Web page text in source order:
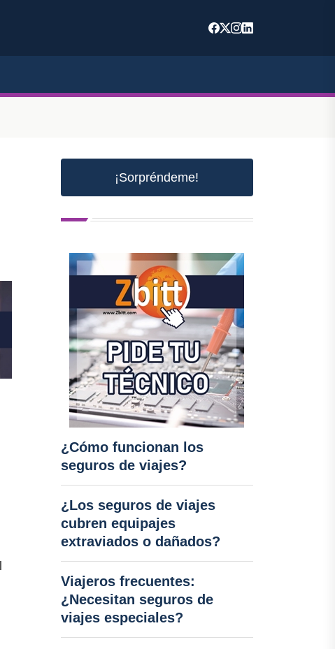
¡Sorpréndeme!
¿Cómo funcionan los
seguros de viajes?
¿Los seguros de viajes
cubren equipajes
extraviados o dañados?
Viajeros frecuentes:
¿Necesitan seguros de
viajes especiales?